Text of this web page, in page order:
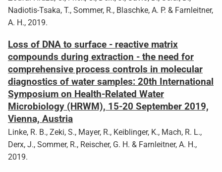
Nadiotis-Tsaka, T., Sommer, R., Blaschke, A. P. & Farnleitner,
A. H., 2019.
Loss of DNA to surface - reactive matrix
compounds during extraction - the need for
comprehensive process controls in molecular
diagnostics of water samples: 20th International
Symposium on Health-Related Water
Microbiology (HRWM), 15-20 September 2019,
Vienna, Austria
Linke, R. B., Zeki, S., Mayer, R., Keiblinger, K., Mach, R. L.,
Derx, J., Sommer, R., Reischer, G. H. & Farnleitner, A. H.,
2019.